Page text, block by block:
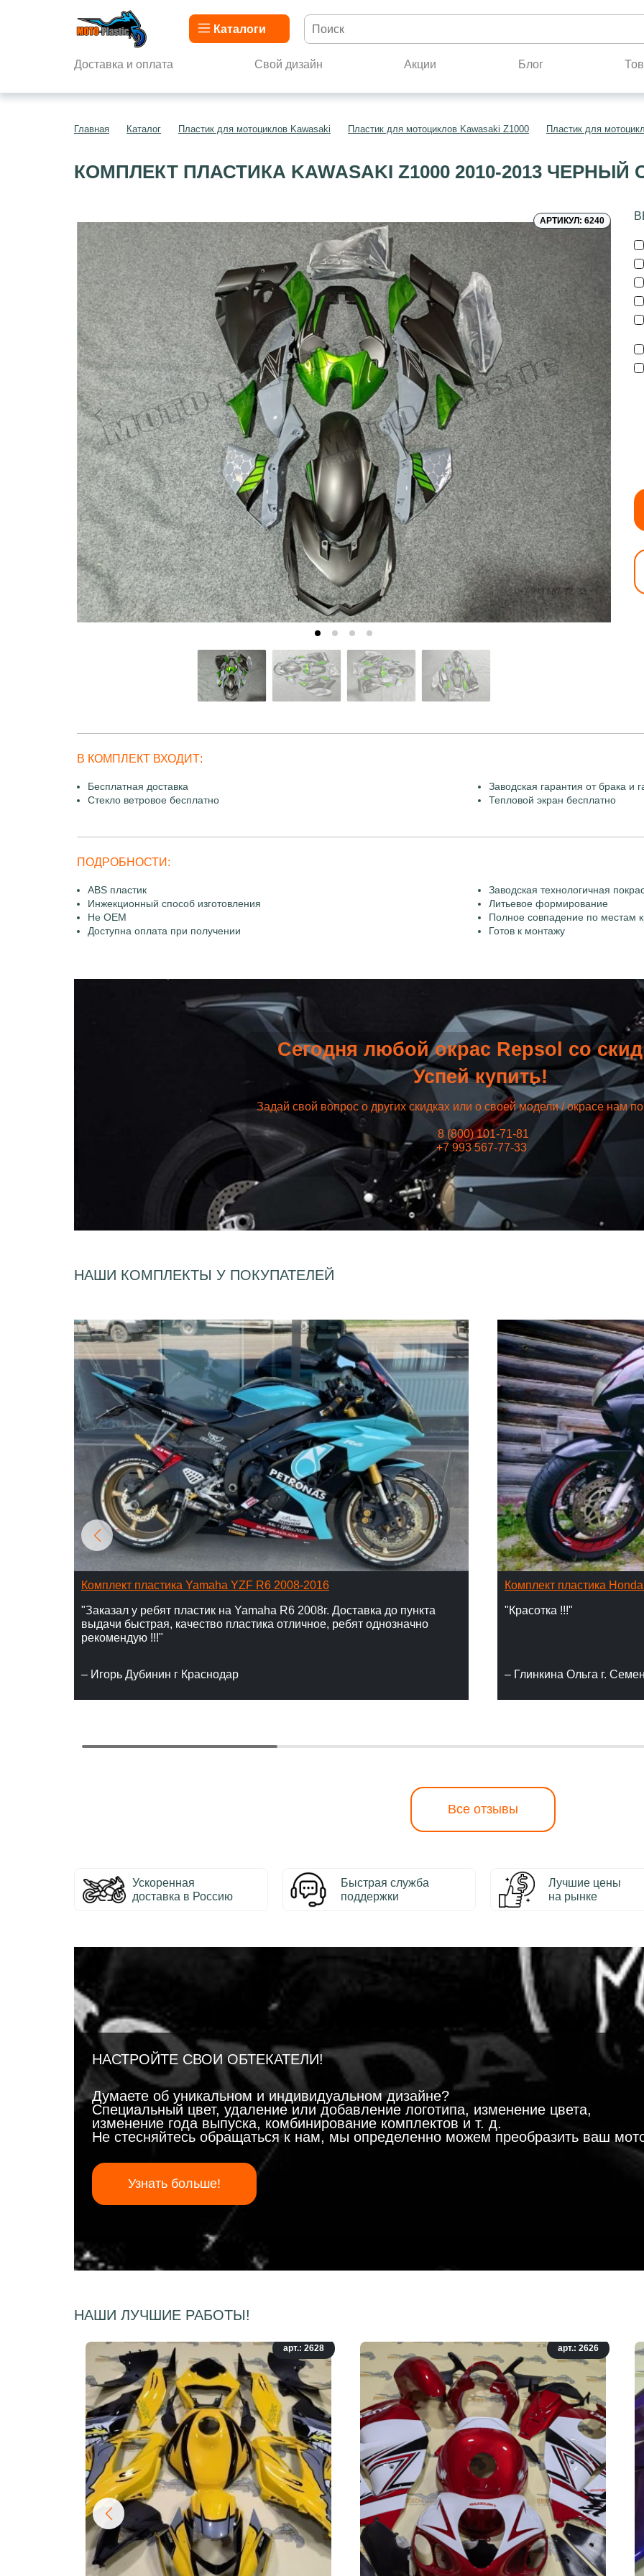
Каталоги
Доставка и оплата Свой дизайн Акции Блог
Главная Каталог Пластик для мотоциклов Kawasaki Пластик для мотоциклов Kawasaki Z1000 Пластик для
КОМПЛЕКТ ПЛАСТИКА KAWASAKI Z1000 2010-2013
АРТИКУЛ: 6240
В КОМПЛЕКТ ВХОДИТ:
Бесплатная доставка
Заводская гарантия от брака и
Стекло ветровое бесплатно
Тепловой экран бесплатно
ПОДРОБНОСТИ:
ABS пластик
Заводская технологичная
Инжекционный способ изготовления
Литьевое формирование
Не OEM
Полное совпадение по местам
Доступна оплата при получении
Готов к монтажу
Сегодня любой окрас Repsol со
Успей купить!
Задай свой вопрос о других скидках или о своей модели / окрасе нам
8 (800) 101-71-81
+7 993 567-77-33
НАШИ КОМПЛЕКТЫ У ПОКУПАТЕЛЕЙ
Комплект пластика Yamaha YZF R6 2008-2016
"Заказал у ребят пластик на Yamaha R6 2008г. Доставка до пункта
выдачи быстрая, качество пластика отличное, ребят однозначно
рекомендую !!!"
– Игорь Дубинин г Краснодар
Комплект пластика
"Красотка !!!"
– Глинкина Ольга г.
Все отзывы
Ускоренная
доставка в Россию
Быстрая служба
поддержки
Лучшие цены
на рынке
НАСТРОЙТЕ СВОИ ОБТЕКАТЕЛИ!
Думаете об уникальном и индивидуальном дизайне?
Специальный цвет, удаление или добавление логотипа, изменение цвета,
изменение года выпуска, комбинирование комплектов и т. д.
Не стесняйтесь обращаться к нам, мы определенно можем преобразить ваш
Узнать больше!
НАШИ ЛУЧШИЕ РАБОТЫ!
арт.: 2628 арт.: 2626